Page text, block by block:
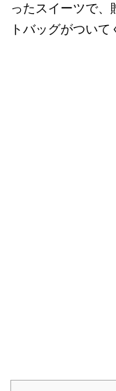
ったスイーツで、
トバッグがついて